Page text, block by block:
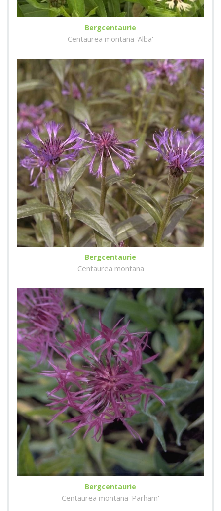
Bergcentaurie
Centaurea montana 'Alba'
Bergcentaurie
Centaurea montana
Bergcentaurie
Centaurea montana 'Parham'